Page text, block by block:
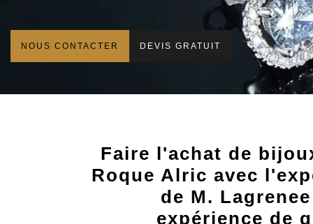
NOUS CONTACTER DEVIS GRATUIT
Faire l'achat de
Roque Alric avec
de M.
expérience de